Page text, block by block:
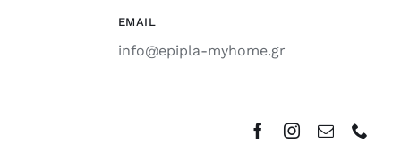
EMAIL
info@epipla-myhome.gr